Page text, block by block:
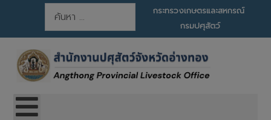
การค้นหา
กระทรวงเกษตรและสหกรณ์
กรมปศุสัตว์